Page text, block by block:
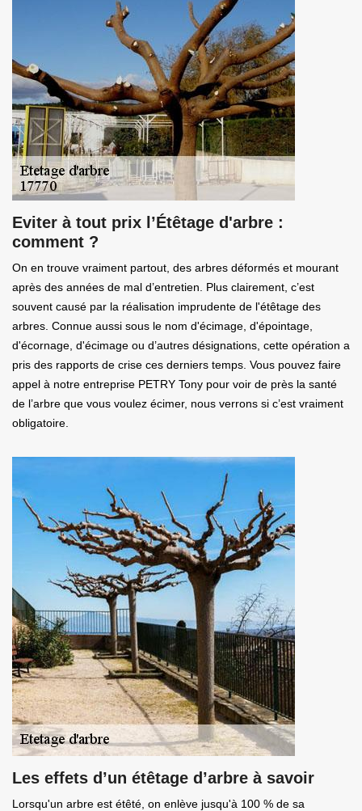
Eviter à tout prix l’Étêtage d'arbre :
comment ?
On en trouve vraiment partout, des arbres déformés et mourant
après des années de mal d’entretien. Plus clairement, c’est
souvent causé par la réalisation imprudente de l'étêtage des
arbres. Connue aussi sous le nom d'écimage, d'épointage,
d'écornage, d'écimage ou d’autres désignations, cette opération a
pris des rapports de crise ces derniers temps. Vous pouvez faire
appel à notre entreprise PETRY Tony pour voir de près la santé
de l’arbre que vous voulez écimer, nous verrons si c’est vraiment
obligatoire.
Les effets d’un étêtage d’arbre à savoir
Lorsqu'un arbre est étêté, on enlève jusqu'à 100 % de sa